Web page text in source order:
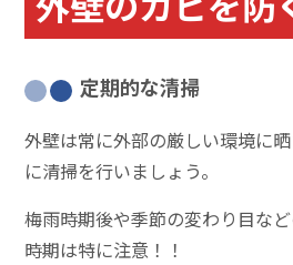
定期的な清掃
外壁は常に外部の厳しい環境に
に清掃を行いましょう。
梅雨時期後や季節の変わり目な
時期は特に注意！！